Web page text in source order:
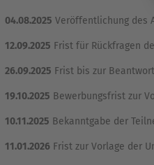
04.08.2025
12.09.2025 Frist für
26.09.2025 Frist bis zur
19.10.2025
10.11.2025 Bekanntgabe
11.01.2026 Frist zur